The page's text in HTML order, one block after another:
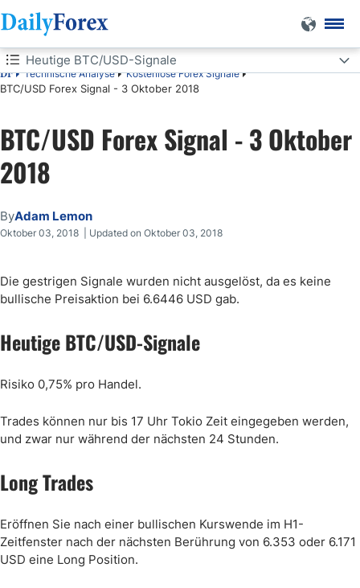
DF Technische Analyse Kostenlose Forex Signale
BTC/USD Forex Signal - 3 Oktober 2018
Heutige BTC/USD-Signale
Heutige BTC/USD-Signale
Long Trades
Short Trades
BTC/USD Forex Signal - 3 Oktober
2018
ByAdam Lemon
Oktober 03, 2018 | Updated on Oktober 03, 2018
Die gestrigen Signale wurden nicht ausgelöst, da es keine
bullische Preisaktion bei 6.6446 USD gab.
Heutige BTC/USD-Signale
Risiko 0,75% pro Handel.
Trades können nur bis 17 Uhr Tokio Zeit eingegeben werden,
und zwar nur während der nächsten 24 Stunden.
Long Trades
Eröffnen Sie nach einer bullischen Kurswende im H1-
Zeitfenster nach der nächsten Berührung von 6.353 oder 6.171
USD eine Long Position.